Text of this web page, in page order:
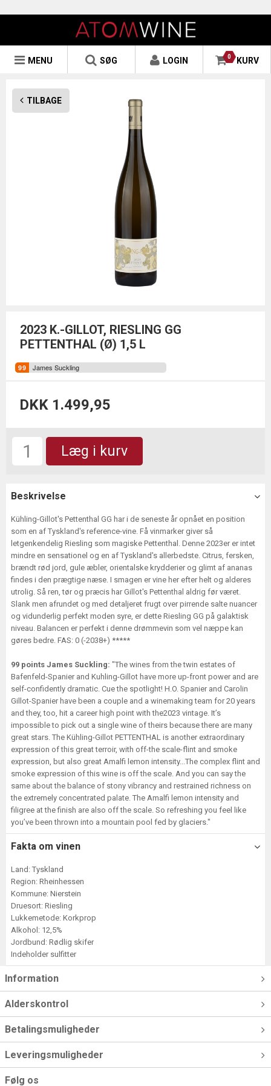
0 KURV
LOGIN
SØG
MENU
TILBAGE
2023 K.-GILLOT, RIESLING GG
PETTENTHAL (Ø) 1,5 L
James Suckling
DKK 1.499,95
Læg i kurv
Beskrivelse
Kühling-Gillot's Pettenthal GG har i de seneste år opnået en position
som en af Tyskland's reference-vine. Få vinmarker giver så
letgenkendelig Riesling som magiske Pettenthal. Denne 2023er er intet
mindre en sensationel og en af Tyskland's allerbedste. Citrus, fersken,
brændt rød jord, gule æbler, orientalske krydderier og glimt af ananas
findes i den prægtige næse. I smagen er vine her efter helt og alderes
utrolig. Så ren, tør og præcis har Gillot's Pettenthal aldrig før været.
Slank men afrundet og med detaljeret frugt over pirrende salte nuancer
og vidunderlig perfekt moden syre, er dette Riesling GG på galaktisk
niveau. Balancen er perfekt i denne drømmevin som vel næppe kan
gøres bedre. FAS: 0 (-2038+) *****
99 points James Suckling: "The wines from the twin estates of
Bafenfeld-Spanier and Kuhling-Gillot have more up-front power and are
self-confidently dramatic. Cue the spotlight! H.O. Spanier and Carolin
Gillot-Spanier have been a couple and a winemaking team for 20 years
and they, too, hit a career high point with the2023 vintage. It’s
impossible to pick out a single wine of theirs because there are many
great stars. The Kühling-Gillot PETTENTHAL is another extraordinary
expression of this great terroir, with off-the scale-flint and smoke
expression, but also great Amalfi lemon intensity...The complex flint and
smoke expression of this wine is off the scale. And you can say the
same about the balance of stony vibrancy and restrained richness on
the extremely concentrated palate. The Amalfi lemon intensity and
filigree at the finish are also off the scale. So refreshing you feel like
you’ve been thrown into a mountain pool fed by glaciers."
Fakta om vinen
Land: Tyskland
Region: Rheinhessen
Kommune: Nierstein
Druesort: Riesling
Lukkemetode: Korkprop
Alkohol: 12,5%
Jordbund: Rødlig skifer
Indeholder sulfitter
Information
Alderskontrol
Betalingsmuligheder
Leveringsmuligheder
Følg os